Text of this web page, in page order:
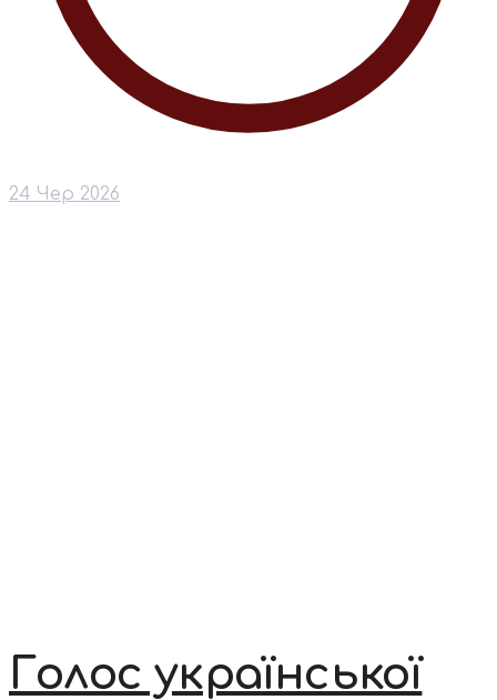
24 Чер 2026
Голос української